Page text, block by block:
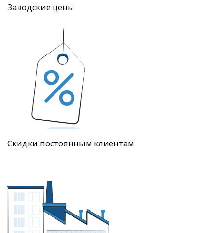
Заводские цены
Скидки постоянным клиентам